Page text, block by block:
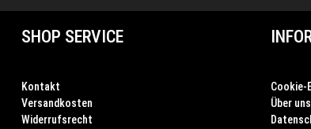
SHOP SERVICE
Kontakt
Versandkosten
Widerrufsrecht
Cookie-
Über uns